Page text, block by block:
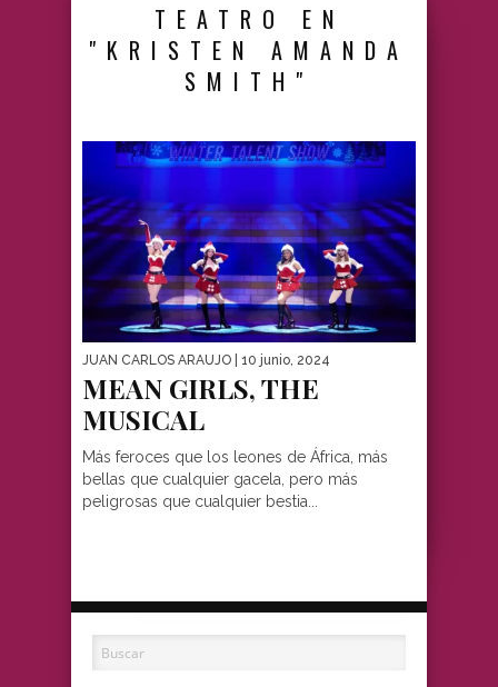
TEATRO EN
"KRISTEN AMANDA
SMITH"
JUAN CARLOS ARAUJO | 10 junio, 2024
MEAN GIRLS, THE
MUSICAL
Más feroces que los leones de África, más
bellas que cualquier gacela, pero más
peligrosas que cualquier bestia...